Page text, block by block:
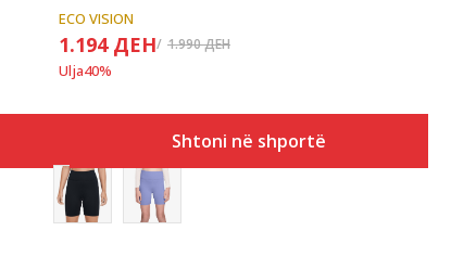
ECO VISION
1.194 ДЕН 1.990ДЕН
Ulja40%
Shtoni në shportë